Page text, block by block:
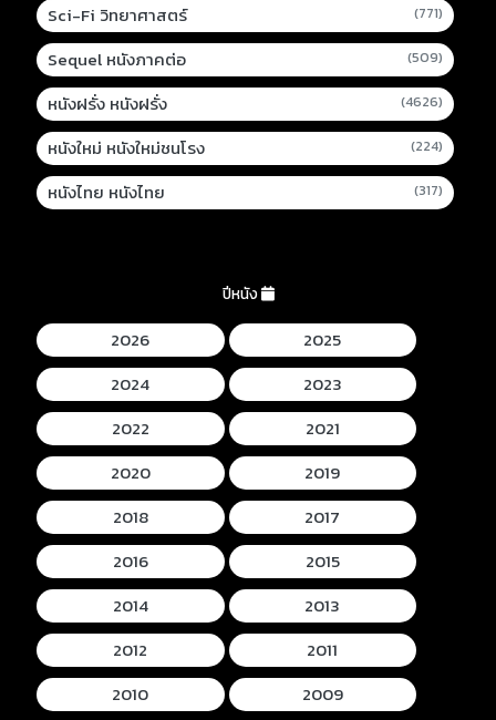
Sci-Fi วิทยาศาสตร์ (771)
Sequel หนังภาคต่อ (509)
หนังฝรั่ง หนังฝรั่ง (4626)
หนังใหม่ หนังใหม่ชนโรง (224)
หนังไทย หนังไทย (317)
ปีหนัง
2026
2025
2024
2023
2022
2021
2020
2019
2018
2017
2016
2015
2014
2013
2012
2011
2010
2009